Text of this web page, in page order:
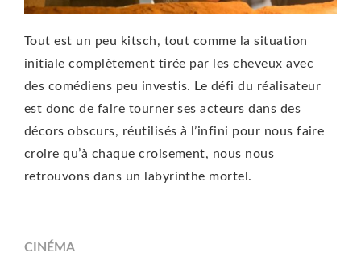
Tout est un peu kitsch, tout comme la situation
initiale complètement tirée par les cheveux avec
des comédiens peu investis. Le défi du réalisateur
est donc de faire tourner ses acteurs dans des
décors obscurs, réutilisés à l’infini pour nous faire
croire qu’à chaque croisement, nous nous
retrouvons dans un labyrinthe mortel.
CINÉMA